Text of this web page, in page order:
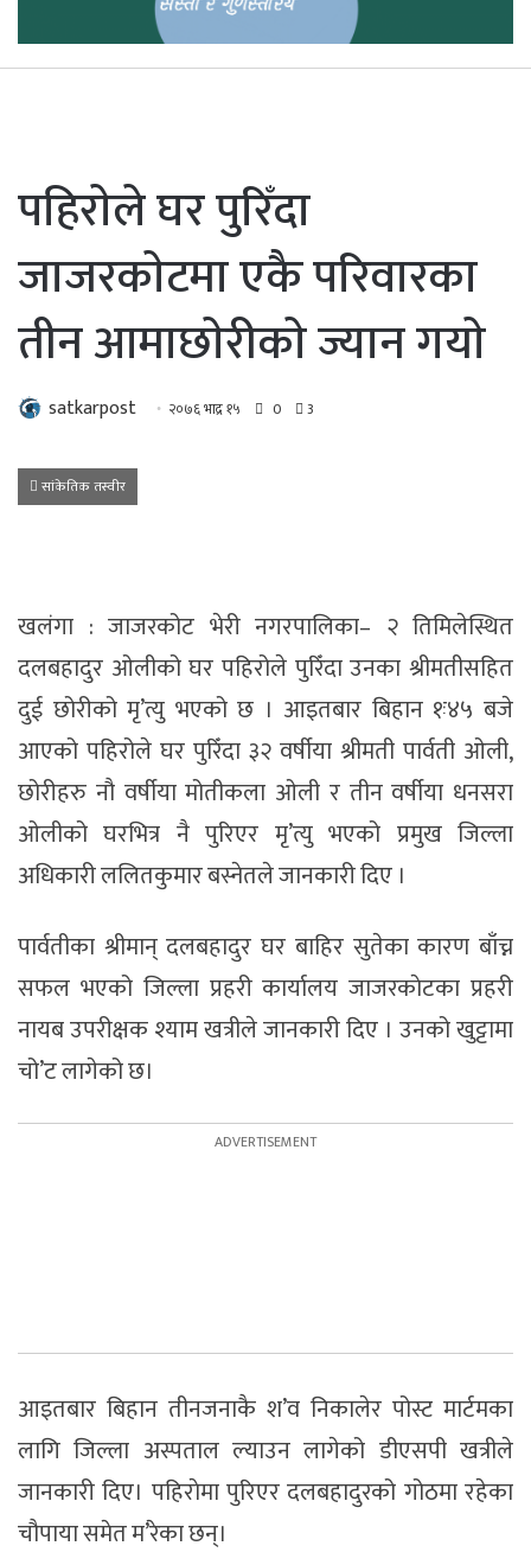
पहिराेले घर पुरिँदा
जाजरकाेटमा एकै परिवारका
तीन आमाछाेरीकाे ज्यान गयाे
satkarpost २०७६ भाद्र १५ 0 3
सांकेतिक तस्वीर
खल‌ंगा : जाजरकोट भेरी नगरपालिका– २ तिमिलेस्थित
दलबहादुर ओलीको घर पहिरोले पुरिँदा उनका श्रीमतीसहित
दुई छोरीको मृ’त्यु भएको छ । आइतबार बिहान १ः४५ बजे
आएको पहिरोले घर पुरिँदा ३२ वर्षीया श्रीमती पार्वती ओली,
छोरीहरु नौ वर्षीया मोतीकला ओली र तीन वर्षीया धनसरा
ओलीको घरभित्र नै पुरिएर मृ’त्यु भएको प्रमुख जिल्ला
अधिकारी ललितकुमार बस्नेतले जानकारी दिए ।
पार्वतीका श्रीमान् दलबहादुर घर बाहिर सुतेका कारण बाँच्न
सफल भएको जिल्ला प्रहरी कार्यालय जाजरकाेटका प्रहरी
नायब उपरीक्षक श्याम खत्रीले जानकारी दिए । उनको खुट्टामा
चो’ट लागेको छ।
आइतबार बिहान तीनजनाकै श’व निकालेर पोस्ट मार्टमका
लागि जिल्ला अस्पताल ल्याउन लागेको डीएसपी खत्रीले
जानकारी दिए। पहिराेमा पुरिएर दलबहादुरको गोठमा रहेका
चौपाया समेत म’रेका छन्।